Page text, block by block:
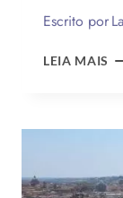
Escrito por
LEIA MAIS